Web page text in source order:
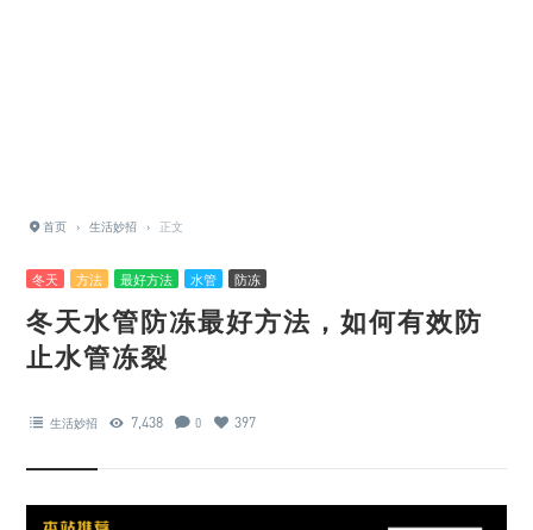
首页 › 生活妙招 › 正文
冬天 方法 最好方法 水管 防冻
冬天水管防冻最好方法，如何有效防
止水管冻裂
生活妙招 7,438 0 397